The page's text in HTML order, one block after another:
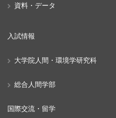
資料・データ
入試情報
大学院人間・環境学研究科
総合人間学部
国際交流・留学